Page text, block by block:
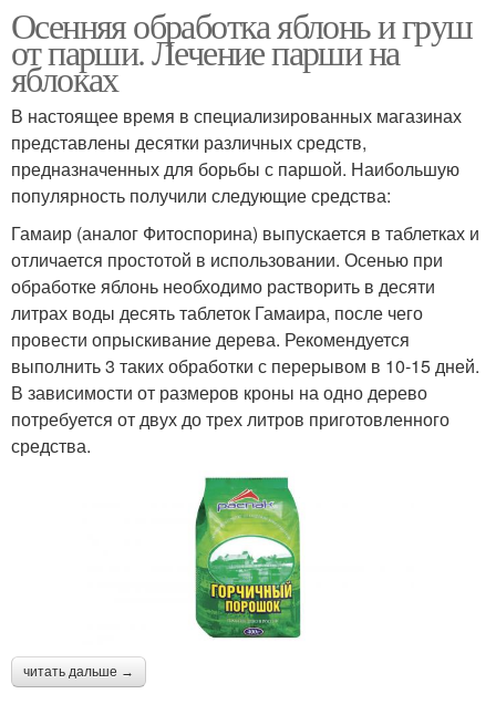
Осенняя обработка яблонь и груш
от парши. Лечение парши на
яблоках
В настоящее время в специализированных магазинах
представлены десятки различных средств,
предназначенных для борьбы с паршой. Наибольшую
популярность получили следующие средства:
Гамаир (аналог Фитоспорина) выпускается в таблетках и
отличается простотой в использовании. Осенью при
обработке яблонь необходимо растворить в десяти
литрах воды десять таблеток Гамаира, после чего
провести опрыскивание дерева. Рекомендуется
выполнить 3 таких обработки с перерывом в 10-15 дней.
В зависимости от размеров кроны на одно дерево
потребуется от двух до трех литров приготовленного
средства.
читать дальше →